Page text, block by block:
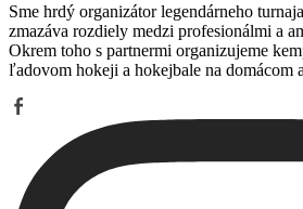
Sme hrdý organizátor legendárneho
zmazáva rozdiely medzi profesionálmi a
Okrem toho s partnermi organizujeme
ľadovom hokeji a hokejbale na domácom